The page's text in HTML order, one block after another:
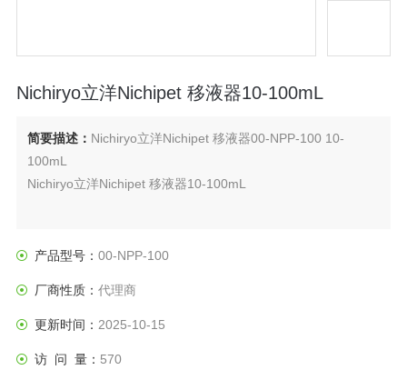
Nichiryo立洋Nichipet 移液器10-100mL
简要描述： Nichiryo立洋Nichipet 移液器00-NPP-100 10-
100mL
Nichiryo立洋Nichipet 移液器10-100mL
产品型号： 00-NPP-100
厂商性质： 代理商
更新时间： 2025-10-15
访 问 量： 570